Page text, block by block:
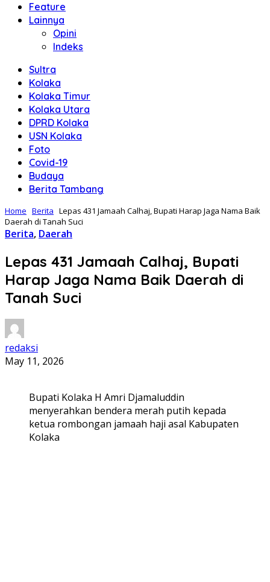
Feature
Lainnya
Opini
Indeks
Sultra
Kolaka
Kolaka Timur
Kolaka Utara
DPRD Kolaka
USN Kolaka
Foto
Covid-19
Budaya
Berita Tambang
Home Berita Lepas 431 Jamaah Calhaj, Bupati Harap Jaga Nama Baik
Daerah di Tanah Suci
Berita, Daerah
Lepas 431 Jamaah Calhaj, Bupati
Harap Jaga Nama Baik Daerah di
Tanah Suci
redaksi
May 11, 2026
Bupati Kolaka H Amri Djamaluddin
menyerahkan bendera merah putih kepada
ketua rombongan jamaah haji asal Kabupaten
Kolaka